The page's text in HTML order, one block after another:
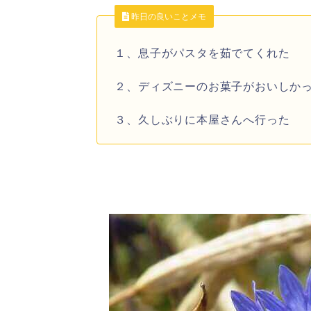
昨日の良いことメモ
１、息子がパスタを茹でてくれた
２、ディズニーのお菓子がおいしか
３、久しぶりに本屋さんへ行った